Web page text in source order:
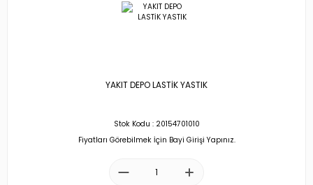
YAKIT DEPO LASTİK YASTIK
Stok Kodu : 20154701010
Fiyatları Görebilmek İçin Bayi Girişi Yapınız.